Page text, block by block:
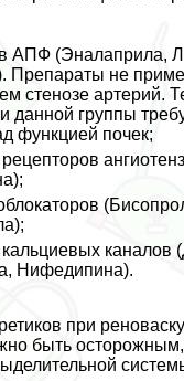
АПФ (Эналаприла,
Препараты не
стенозе артерий.
данной группы
функцией почек;
кальциевых каналов
Нифедипина).
при
быть